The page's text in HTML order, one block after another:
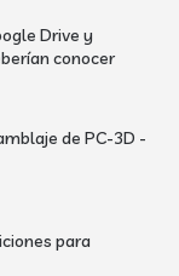
Drive y
conocer
de PC-3D -
para